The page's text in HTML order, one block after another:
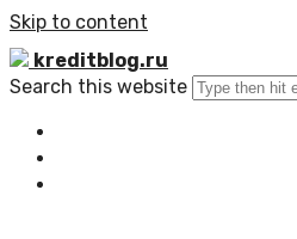
Skip to content
kreditblog.ru
Search this website